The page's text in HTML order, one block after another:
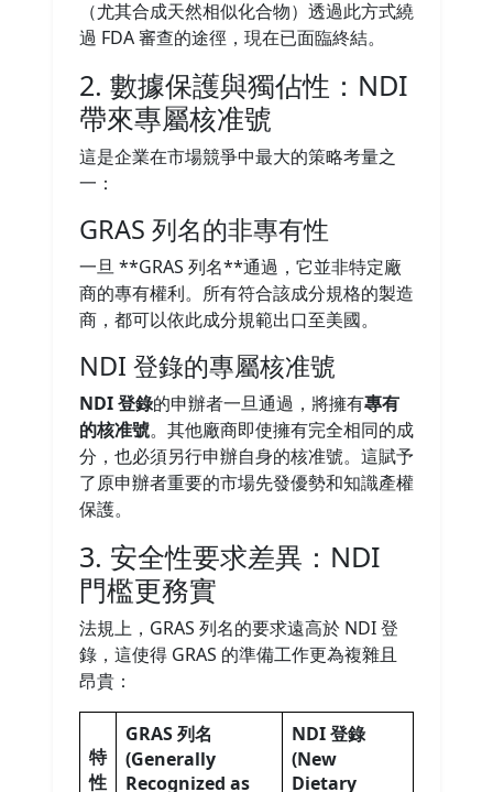
（尤其合成天然相似化合物）透過此方式繞
過 FDA 審查的途徑，現在已面臨終結。
2. 數據保護與獨佔性：NDI
帶來專屬核准號
這是企業在市場競爭中最大的策略考量之
一：
GRAS 列名的非專有性
一旦 **GRAS 列名**通過，它並非特定廠
商的專有權利。所有符合該成分規格的製造
商，都可以依此成分規範出口至美國。
NDI 登錄的專屬核准號
NDI 登錄的申辦者一旦通過，將擁有專有
的核准號。其他廠商即使擁有完全相同的成
分，也必須另行申辦自身的核准號。這賦予
了原申辦者重要的市場先發優勢和知識產權
保護。
3. 安全性要求差異：NDI
門檻更務實
法規上，GRAS 列名的要求遠高於 NDI 登
錄，這使得 GRAS 的準備工作更為複雜且
昂貴：
特
性
GRAS 列名
(Generally
Recognized as
NDI 登錄
(New
Dietary